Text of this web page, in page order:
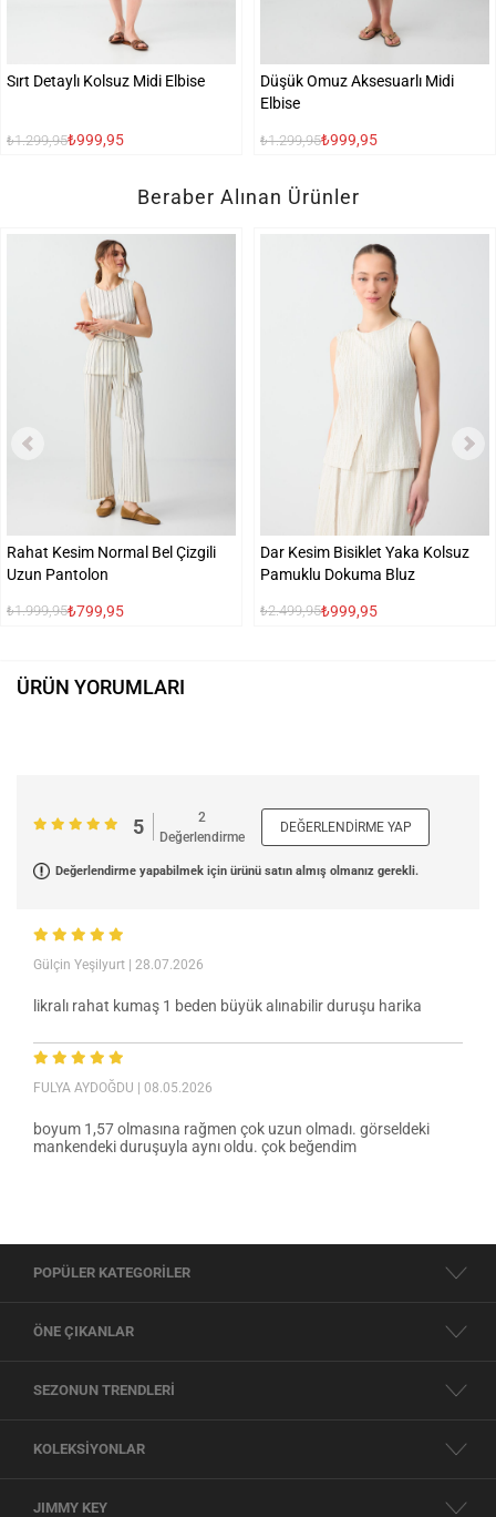
Sırt Detaylı Kolsuz Midi Elbise
₺1.299,95₺999,95
Düşük Omuz Aksesuarlı Midi
Elbise
₺1.299,95₺999,95
Beraber Alınan Ürünler
Rahat Kesim Normal Bel Çizgili
Uzun Pantolon
₺1.999,95₺799,95
Dar Kesim Bisiklet Yaka Kolsuz
Pamuklu Dokuma Bluz
₺2.499,95₺999,95
ÜRÜN YORUMLARI
5
2
Değerlendirme
DEĞERLENDIRME YAP
Değerlendirme yapabilmek için ürünü satın almış olmanız gerekli.
Gülçin Yeşilyurt | 28.07.2026
likralı rahat kumaş 1 beden büyük alınabilir duruşu harika
FULYA AYDOĞDU | 08.05.2026
boyum 1,57 olmasına rağmen çok uzun olmadı. görseldeki
mankendeki duruşuyla aynı oldu. çok beğendim
POPÜLER KATEGORİLER
ÖNE ÇIKANLAR
SEZONUN TRENDLERİ
KOLEKSİYONLAR
JIMMY KEY